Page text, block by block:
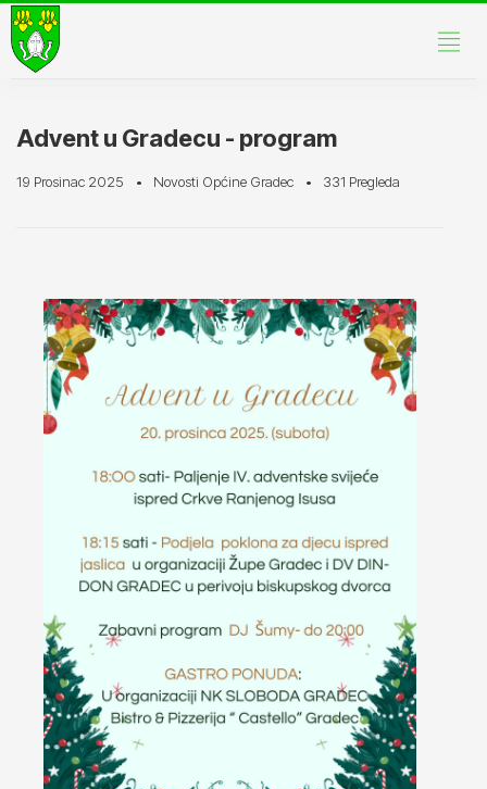
Advent u Gradecu - program
19 Prosinac 2025 Novosti Općine Gradec 331 Pregleda